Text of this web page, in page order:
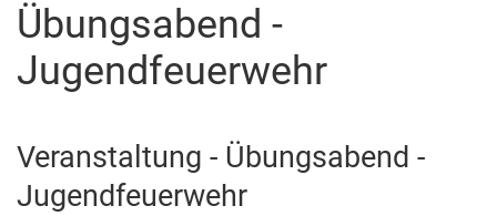
Übungsabend -
Jugendfeuerwehr
Veranstaltung - Übungsabend -
Jugendfeuerwehr